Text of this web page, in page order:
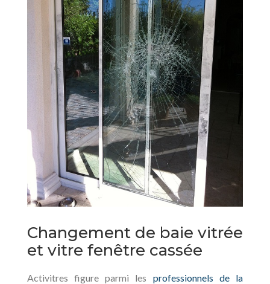
Changement de baie vitrée
et vitre fenêtre cassée
Activitres figure parmi les professionnels de la